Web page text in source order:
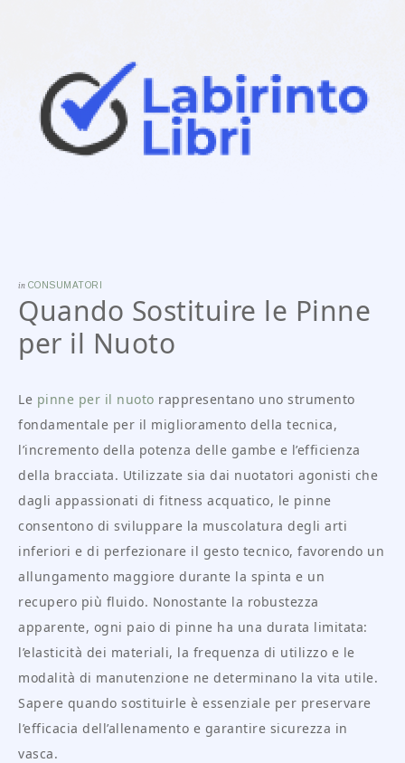
in CONSUMATORI
Quando Sostituire le Pinne
per il Nuoto
Le pinne per il nuoto rappresentano uno strumento
fondamentale per il miglioramento della tecnica,
l’incremento della potenza delle gambe e l’efficienza
della bracciata. Utilizzate sia dai nuotatori agonisti che
dagli appassionati di fitness acquatico, le pinne
consentono di sviluppare la muscolatura degli arti
inferiori e di perfezionare il gesto tecnico, favorendo un
allungamento maggiore durante la spinta e un
recupero più fluido. Nonostante la robustezza
apparente, ogni paio di pinne ha una durata limitata:
l’elasticità dei materiali, la frequenza di utilizzo e le
modalità di manutenzione ne determinano la vita utile.
Sapere quando sostituirle è essenziale per preservare
l’efficacia dell’allenamento e garantire sicurezza in
vasca.